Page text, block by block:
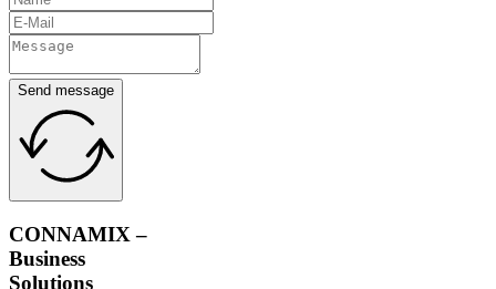
Send message
CONNAMIX –
Business
Solutions